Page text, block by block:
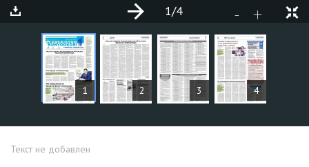
1 2 3 4
- +
1/4
СТАТЬИ
Текст не добавлен